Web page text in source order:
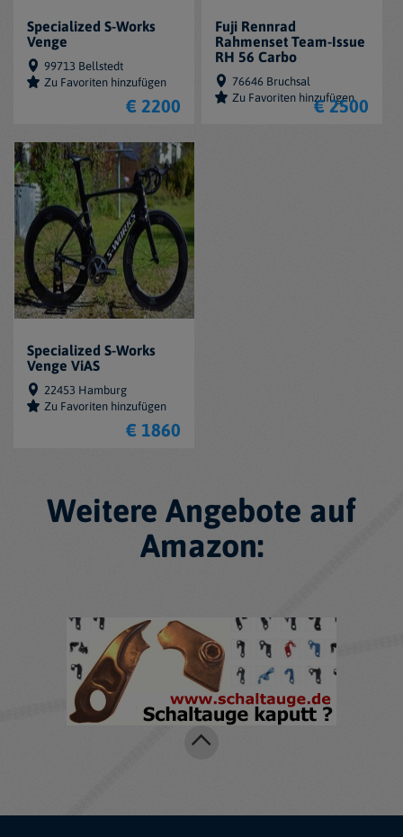
Specialized S-Works
Venge
99713 Bellstedt
Zu Favoriten hinzufügen
€ 2200
Fuji Rennrad
Rahmenset Team-Issue
RH 56 Carbo
76646 Bruchsal
Zu Favoriten hinzufügen
€ 2500
Specialized S-Works
Venge ViAS
22453 Hamburg
Zu Favoriten hinzufügen
€ 1860
Weitere Angebote auf
Amazon: